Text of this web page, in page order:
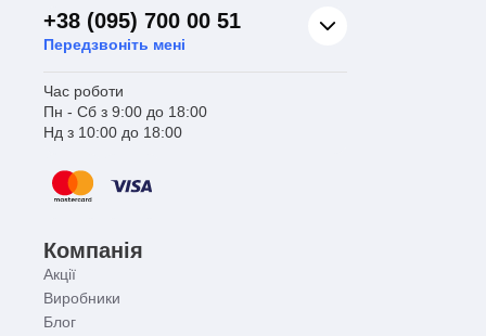
+38 (095) 700 00 51
Передзвоніть мені
Час роботи
Пн - Сб з 9:00 до 18:00
Нд з 10:00 до 18:00
Компанія
Акції
Виробники
Блог